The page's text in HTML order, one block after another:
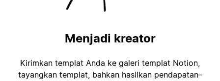
Menjadi kreator
Kirimkan templat Anda ke galeri templat Notion,
tayangkan templat, bahkan hasilkan pendapatan–